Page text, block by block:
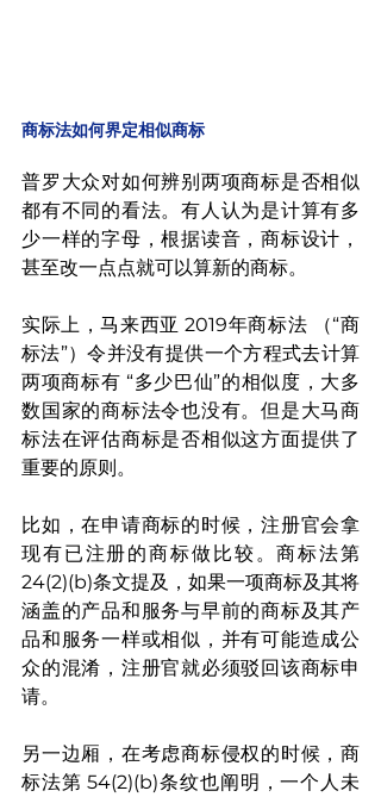
商标法如何界定相似商标
普罗大众对如何辨别两项商标是否相似
都有不同的看法。有人认为是计算有多
少一样的字母，根据读音，商标设计，
甚至改一点点就可以算新的商标。
实际上，马来西亚 2019年商标法 （“商
标法”）令并没有提供一个方程式去计算
两项商标有 “多少巴仙”的相似度，大多
数国家的商标法令也没有。但是大马商
标法在评估商标是否相似这方面提供了
重要的原则。
比如，在申请商标的时候，注册官会拿
现有已注册的商标做比较。商标法第
24(2)(b)条文提及，如果一项商标及其将
涵盖的产品和服务与早前的商标及其产
品和服务一样或相似，并有可能造成公
众的混淆，注册官就必须驳回该商标申
请。
另一边厢，在考虑商标侵权的时候，商
标法第 54(2)(b)条纹也阐明，一个人未